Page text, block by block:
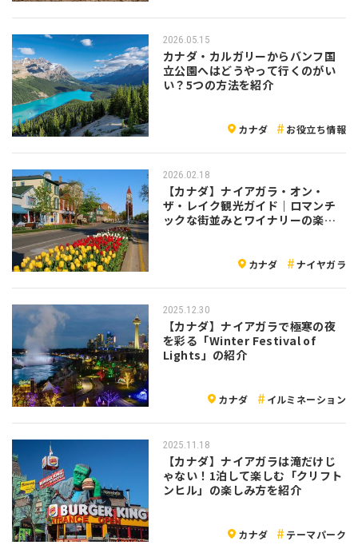
2026.05.15
カナダ・カルガリーからバンフ国
立公園へはどうやって行くのがい
い？5つの方法を紹介
カナダ お役立ち情報
2026.02.18
【カナダ】ナイアガラ・オン・
ザ・レイク観光ガイド｜ロマンチ
ックな街並みとワイナリーの楽し
カナダ ナイヤガラ
2025.12.30
【カナダ】ナイアガラで極寒の夜
を彩る「Winter Festival of
Lights」の紹介
カナダ イルミネーション
2025.11.18
【カナダ】ナイアガラは滝だけじ
ゃない！1泊して楽しむ「クリフト
ンヒル」の楽しみ方を紹介
カナダ テーマパーク